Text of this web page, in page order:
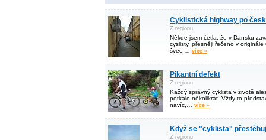
Cyklistická highway po
Z regionu
Někde jsem četla, že v Dánsku
cyslisty, přesněji řečeno v
švec,… více »
Pikantní defekt
Z regionu
Každý správný cyklista v životě
potkalo několikrát. Vždy to
navíc,… více »
Když se "cyklista"
Z regionu